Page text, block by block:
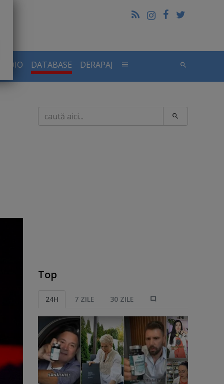
DATABASE DERAPAJ
Caută
Top
24H 7 ZILE 30 ZILE